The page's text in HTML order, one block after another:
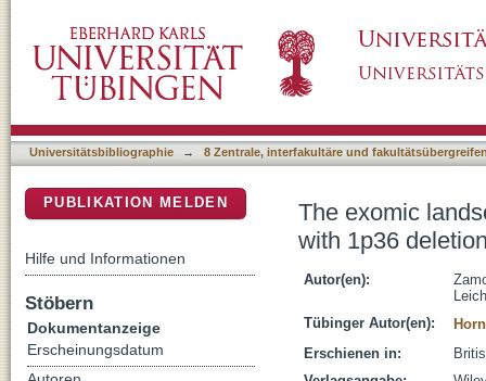
Universitätsbibliographie → 8 Zentrale, interfakultäre und
The exomic
with 1p36
Autor(en):
Tübinger Autor(en):
Erschienen in:
PUBLIKATION MELDEN
Hilfe und Informationen
Stöbern
Dokumentanzeige
Erscheinungsdatum